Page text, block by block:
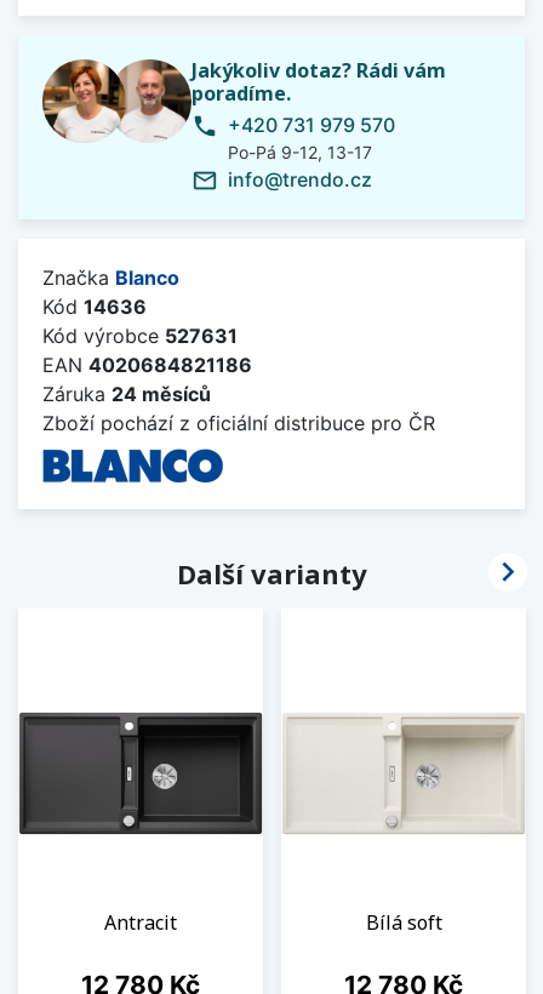
Jakýkoliv dotaz? Rádi vám
poradíme.
phone +420 731 979 570
Po-Pá 9-12, 13-17
mail_outline info@trendo.cz
Značka Blanco
Kód 14636
Kód výrobce 527631
EAN 4020684821186
Záruka 24 měsíců
Zboží pochází z oficiální distribuce pro ČR
Další varianty
Antracit
Cena
12 780 Kč
Bílá soft
Cena
12 780 Kč
